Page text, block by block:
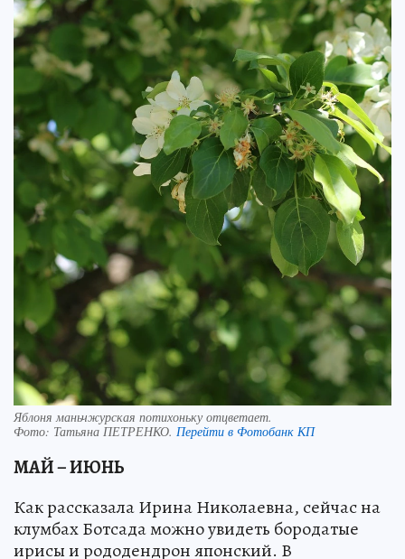
Яблоня маньчжурская потихоньку отцветает.
Фото: Татьяна ПЕТРЕНКО. Перейти в Фотобанк КП
МАЙ – ИЮНЬ
Как рассказала Ирина Николаевна, сейчас на
клумбах Ботсада можно увидеть бородатые
ирисы и рододендрон японский. В